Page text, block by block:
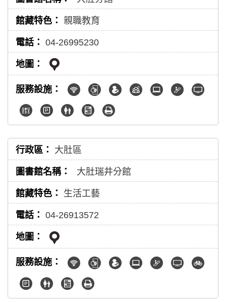
親職教育
04-26995230
大肚區
大肚瑞井分館
生活工藝
04-26913572